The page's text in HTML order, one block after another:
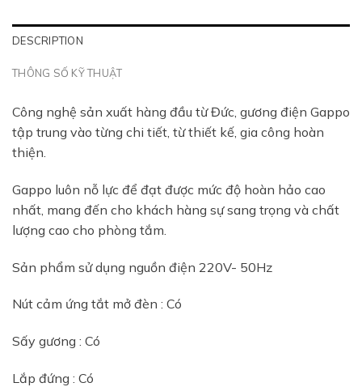
DESCRIPTION
THÔNG SỐ KỸ THUẬT
Công nghệ sản xuất hàng đầu từ Đức, gương điện Gappo
tập trung vào từng chi tiết, từ thiết kế, gia công hoàn
thiện.
Gappo luôn nỗ lực để đạt được mức độ hoàn hảo cao
nhất, mang đến cho khách hàng sự sang trọng và chất
lượng cao cho phòng tắm.
Sản phẩm sử dụng nguồn điện 220V- 50Hz
Nút cảm ứng tắt mở đèn : Có
Sấy gương : Có
Lắp đứng : Có